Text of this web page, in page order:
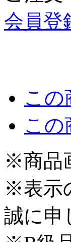
会員登
この
この
※商品
※表示
誠に申